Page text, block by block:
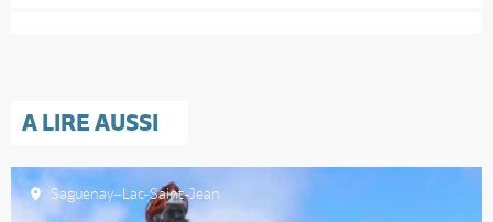
A LIRE AUSSI
Saguenay–Lac-Saint-Jean